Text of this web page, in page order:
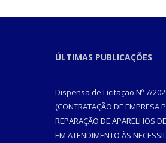
ÚLTIMAS PUBLICAÇÕES
Dispensa de Licitação Nº 7/
(CONTRATAÇÃO DE EMPRESA
REPARAÇÃO DE APARELHOS
EM ATENDIMENTO ÀS